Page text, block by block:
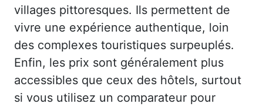
villages pittoresques. Ils permettent de
vivre une expérience authentique, loin
des complexes touristiques surpeuplés.
Enfin, les prix sont généralement plus
accessibles que ceux des hôtels, surtout
si vous utilisez un comparateur pour